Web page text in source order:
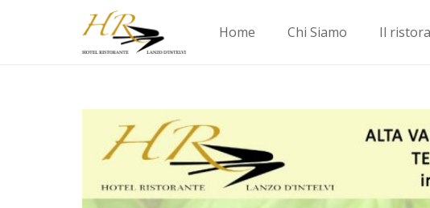
Home Chi Siamo Il